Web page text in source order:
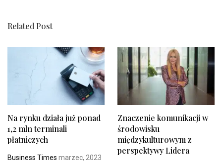
Related Post
Na rynku działa już ponad
1,2 mln terminali
płatniczych
Business Times marzec, 2023
Znaczenie komunikacji w
środowisku
międzykulturowym z
perspektywy Lidera